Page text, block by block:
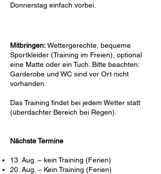
Donnerstag einfach vorbei.
Mitbringen:Wettergerechte, bequeme
Sportkleider (Training im Freien), optional
eine Matte oder ein Tuch. Bitte beachten:
Garderobe und WC sind vor Ort nicht
vorhanden.​​
Das Training findet bei jedem Wetter statt
(überdachter Bereich bei Regen).​
Nächste Termine
13. Aug. – kein Training (Ferien)
20. Aug. – Kein Training (Ferien)